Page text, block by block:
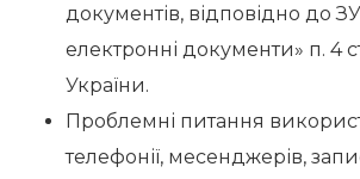
документів, відповідно до
електронні документи» п. 4
України.
Проблемні питання
телефонії, месенджерів,